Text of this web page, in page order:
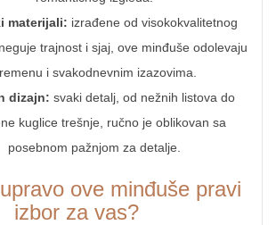
materijali: izrađene od visokokvalitetnog
trajnost i sjaj, ove minđuše odolevaju
i svakodnevnim izazovima.
dizajn: svaki detalj, od nežnih listova do
kuglice trešnje, ručno je oblikovan sa
posebnom pažnjom za detalje.
ove minđuše pravi
izbor za vas?